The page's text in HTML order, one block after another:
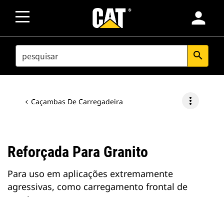
person
SEARCH search
Caçambas De Carregadeira more_vert
Reforçada Para Granito
Para uso em aplicações extremamente
agressivas, como carregamento frontal de